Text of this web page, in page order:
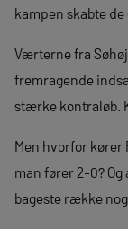
kampen skabte
Værterne fra
fremragende
stærke kontraløb.
Men hvorfor kører
man fører 2-0?
bageste række